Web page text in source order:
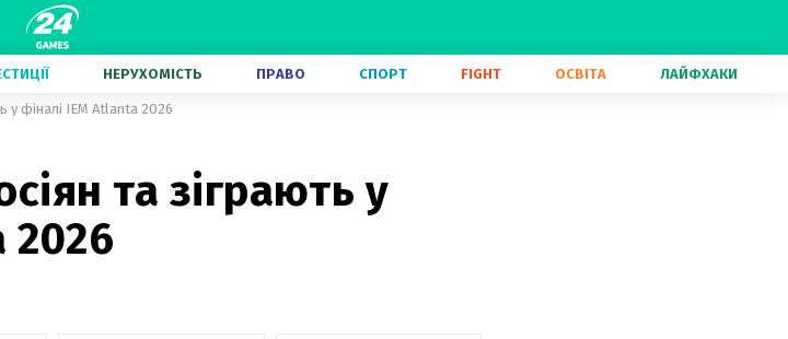
НЕРУХОМІСТЬ ПРАВО СПОРТ FIGHT ОСВІТА ЛАЙФХАКИ
у фіналі IEM Atlanta 2026
та зіграють у
2026